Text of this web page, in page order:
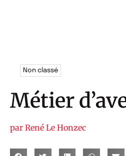
Non classé
Métier
par René Le Honzec